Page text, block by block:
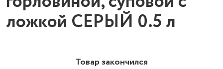
ложкой СЕРЫЙ 0.5 л
Товар закончился